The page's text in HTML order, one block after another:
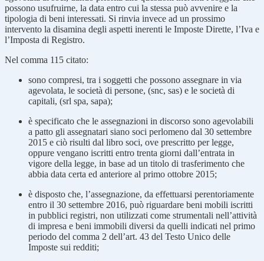
possono usufruirne, la data entro cui la stessa può avvenire e la
tipologia di beni interessati. Si rinvia invece ad un prossimo
intervento la disamina degli aspetti inerenti le Imposte Dirette, l’Iva e
l’Imposta di Registro.
Nel comma 115 citato:
sono compresi, tra i soggetti che possono assegnare in via
agevolata, le società di persone, (snc, sas) e le società di
capitali, (srl spa, sapa);
è specificato che le assegnazioni in discorso sono agevolabili
a patto gli assegnatari siano soci perlomeno dal 30 settembre
2015 e ciò risulti dal libro soci, ove prescritto per legge,
oppure vengano iscritti entro trenta giorni dall’entrata in
vigore della legge, in base ad un titolo di trasferimento che
abbia data certa ed anteriore al primo ottobre 2015;
è disposto che, l’assegnazione, da effettuarsi perentoriamente
entro il 30 settembre 2016, può riguardare beni mobili iscritti
in pubblici registri, non utilizzati come strumentali nell’attività
di impresa e beni immobili diversi da quelli indicati nel primo
periodo del comma 2 dell’art. 43 del Testo Unico delle
Imposte sui redditi;